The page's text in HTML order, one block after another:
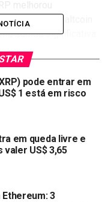
indicações, a altcoin
subida significativa.
no que diz
criptomoeda do
mais tempo e
um desempenho
já que os
constantemente
blockchains mais
do protocolo XRP
pode entrar em
1 está em risco
em queda livre e
valer US$ 3,65
Ethereum: 3